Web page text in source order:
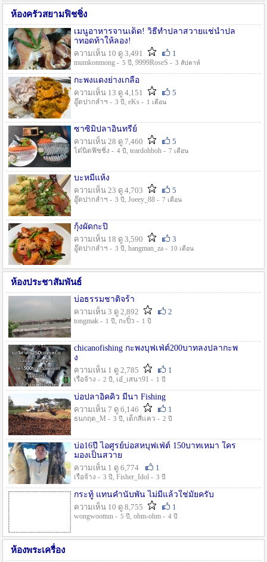
ห้องครัวสยามฟิชชิ่ง
เมนูอาหารจานเด็ด! วิธีทำปลาสวายแช่น้ำปล
าทอดท้าให้ลอง!
ความเห็น 10 ดู 3,491
1
mumkonmong - 5 ปี , 9999RoseS - 3 สัปดาห์
กะพงแดงย่างเกลือ
ความเห็น 13 ดู 4,151
5
อู๊ดปากลำฯ - 3 ปี , eKs - 1 เดือน
ซาซิมิปลาอินทรีย์
ความเห็น 28 ดู 7,460
5
ไต๋นิตฟิชชิ่ง - 4 ปี , teardohboh - 7 เดือน
บะหมี่แห้ง
ความเห็น 23 ดู 4,703
5
อู๊ดปากลำฯ - 3 ปี , Joeey_88 - 7 เดือน
กุ้งผัดกะปิ
ความเห็น 18 ดู 3,590
3
อู๊ดปากลำฯ - 3 ปี , hangman_za - 10 เดือน
ห้องประชาสัมพันธ์
บ่อธรรมชาติจร้า
ความเห็น 3 ดู 2,892
2
tongmak - 1 ปี , กะปิ๋ว - 1 ปี
chicanofishing กะพงบุฟเฟ่ต์200บาทลงปลากะพ
ง
ความเห็น 1 ดู 2,785
1
เรือจ้าง - 2 ปี , เอ๋_เสนา91 - 1 ปี
บ่อปลาอิคคิว มีนา Fishing
ความเห็น 7 ดู 6,146
1
ธนกฤต_M - 3 ปี , เด็กสี่แคว - 2 ปี
บ่อ16ปี ไอศูรย์บ่อสหบุฟเฟ่ต์ 150บาทเหมา ใคร
มองเป็นสวาย
ความเห็น 1 ดู 6,774
1
เรือจ้าง - 3 ปี , Fisher_Idol - 3 ปี
กระทู้ แทนคำนับพัน ไม่มีแล้วใช่มั๊ยครับ
ความเห็น 10 ดู 8,755
1
wongwoottun - 5 ปี , ohm-ohm - 4 ปี
ห้องพระเครื่อง